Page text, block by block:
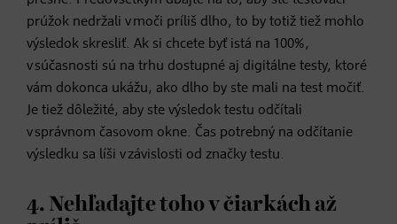
prúžok nedržali v moči príliš dlho, to by totiž tiež mohlo
výsledok skresliť. Ak si chcete byť istá na 100%,
v súčasnosti sú na trhu dostupné aj digitálne testy, ktoré
vám dokonca ukážu, ako dlho by ste mali na test močiť.
Je tiež dôležité, aby ste výsledok testu odčítali
v správnom časovom okne. Čas potrebný na odčítanie
výsledku sa líši v závislosti od značky testu.
4. Nehľadajte toho v čiarkách až